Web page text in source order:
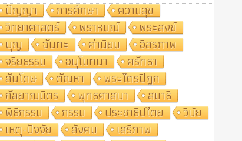
ปัญญา
การศึกษา
ความสุข
วิทยาศาสตร์
พราหมณ์
พระสงฆ์
บุญ
ฉันทะ ค่านิยม
อิสรภาพ
จริยธรรม
อนุโมทนา
ศรัทธา
สันโดษ
ตัณหา
พระไตรปิฎก
กัลยาณมิตร
พุทธศาสนา
สมาธิ
พิธีกรรม
กรรม ประชาธิปไตย
วินัย
เหตุ-ปัจจัย
สังคม
เสรีภาพ